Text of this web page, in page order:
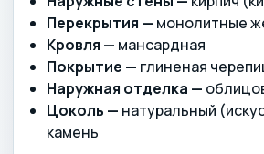
Перекрытия — монолитные
Кровля — мансардная
Покрытие — глиненая
Наружная отделка —
Цоколь — натуральный
камень